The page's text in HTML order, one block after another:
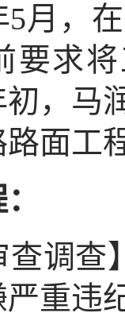
5月，
要求
初，马
面工
查调
重违